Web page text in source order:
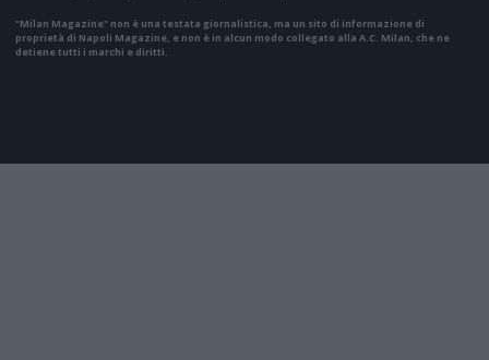
"Milan Magazine" non è una testata giornalistica, ma un sito di informazione di
proprietà di Napoli Magazine, e non è in alcun modo collegato alla A.C. Milan, che ne
detiene tutti i marchi e diritti.